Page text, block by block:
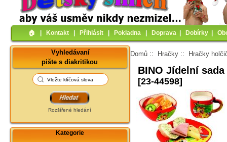
🏠︎ Kontakt Přihlásit Pokladna Doprava Dobírky
Vyhledávaní
pište s diakritikou
Rozšířené hledání
Kategorie
Domů :: Hračky :: Hračky
BINO Jídelní
[23-44598]